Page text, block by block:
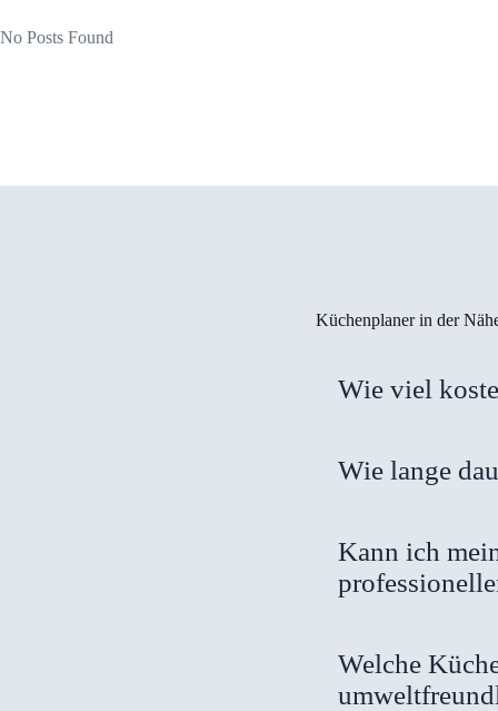
No Posts Found
Küchenplaner in der
Wie viel
Wie lange
Kann ich
Welche